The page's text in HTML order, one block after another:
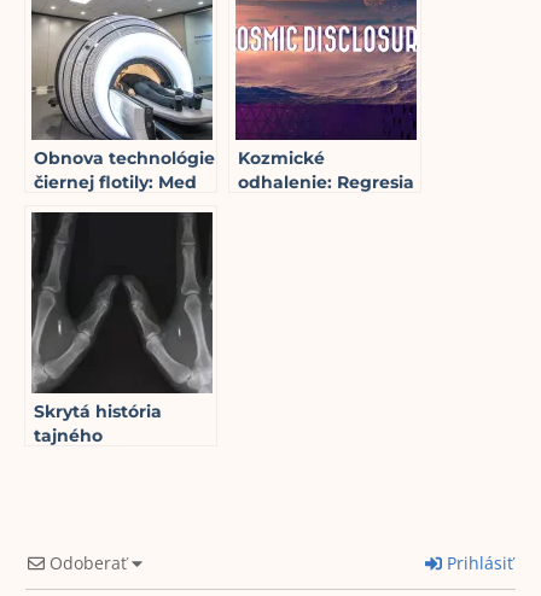
5min read
Obnova technológie
čiernej flotily: Med
Kozmické
odhalenie: Regresia
Skrytá história
tajného
Odoberať Prihlásiť